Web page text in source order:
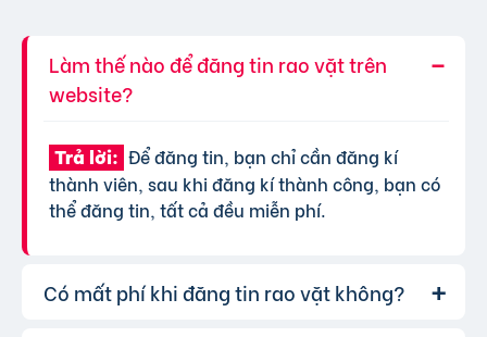
Làm thế nào để đăng tin rao vặt trên
website?
Trả lời: Để đăng tin, bạn chỉ cần đăng kí
thành viên, sau khi đăng kí thành công, bạn có
thể đăng tin, tất cả đều miễn phí.
Có mất phí khi đăng tin rao vặt không?